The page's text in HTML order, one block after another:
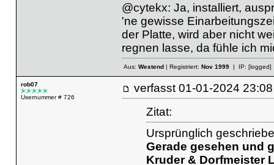
@cytekx: Ja, installiert,
'ne gewisse
der Platte, wird aber nicht
regnen lasse, da fühle ich
Aus: Westend| Registriert: Nov 1999| IP: [logged]
rob07
Usernummer # 726
verfasst 01-01-2024
Zitat:
Ursprünglich
Gerade gesehen und
Kruder & Dorfmeister